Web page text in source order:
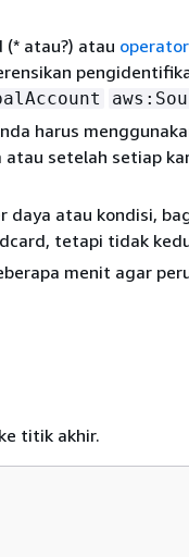
atau?) atau
harus
setelah setiap
daya atau kondisi,
tetapi tidak
menit agar
titik akhir.